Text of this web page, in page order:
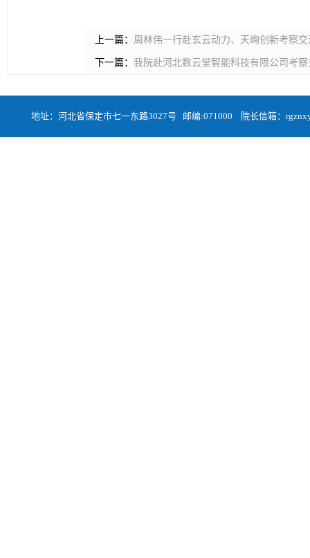
上一篇： 周林伟一行赴玄云动力、天峋创新考察交
下一篇： 我院赴河北数云堂智能科技有限公司考察
地址：河北省保定市七一东路3027号 邮编:071000 院长信箱：